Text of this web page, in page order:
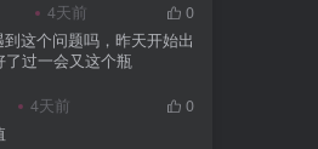
0
这个问题吗，昨天开始出
了过一会又这个瓶
0